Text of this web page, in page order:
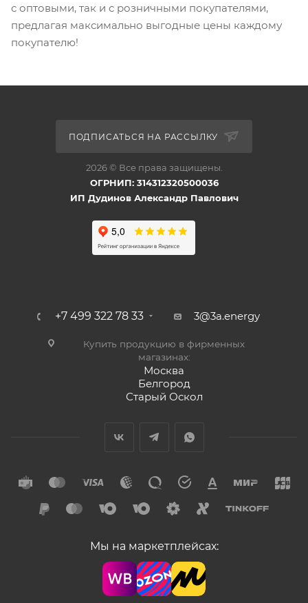
с оптовыми, так и с розничными покупателями,
предлагая максимально выгодные цены каждому
покупателю!
ПОДПИСАТЬСЯ НА РАССЫЛКУ
2026 © Все права защищены.
ОГРНИП: 314312320500036
ИП Дудинов Александр Павлович
+7 499 322 78 33 3@3a.energy
Купить продукцию в фирменных
магазинах:
Москва
Белгород
Старый Оскол
Мы на маркетплейсах: